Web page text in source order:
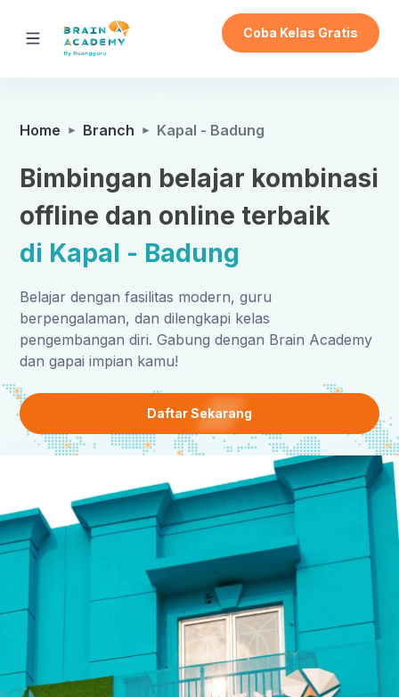
Coba Kelas Gratis
Home Branch Kapal - Badung
Bimbingan belajar kombinasi
offline dan online terbaik
di Kapal - Badung
Belajar dengan fasilitas modern, guru
berpengalaman, dan dilengkapi kelas
pengembangan diri. Gabung dengan Brain Academy
dan gapai impian kamu!
Daftar Sekarang